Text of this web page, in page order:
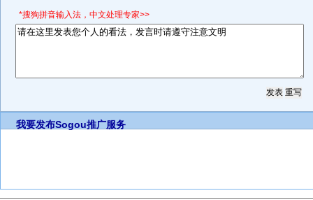
*搜狗拼音输入法，中文处理专家>>
我要发布Sogou推广服务